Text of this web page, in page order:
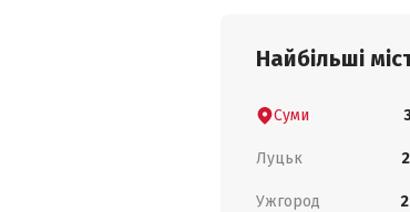
Найбільші
Суми
Луцьк
Ужгород